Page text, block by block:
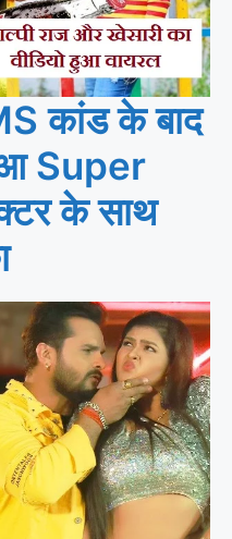
कांड के बाद
Super
के साथ